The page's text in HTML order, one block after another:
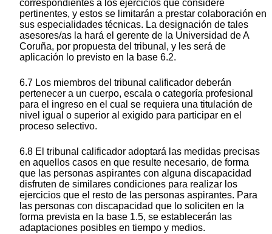
correspondientes a los ejercicios que considere
pertinentes, y estos se limitarán a prestar colaboración en
sus especialidades técnicas. La designación de tales
asesores/as la hará el gerente de la Universidad de A
Coruña, por propuesta del tribunal, y les será de
aplicación lo previsto en la base 6.2.
6.7 Los miembros del tribunal calificador deberán
pertenecer a un cuerpo, escala o categoría profesional
para el ingreso en el cual se requiera una titulación de
nivel igual o superior al exigido para participar en el
proceso selectivo.
6.8 El tribunal calificador adoptará las medidas precisas
en aquellos casos en que resulte necesario, de forma
que las personas aspirantes con alguna discapacidad
disfruten de similares condiciones para realizar los
ejercicios que el resto de las personas aspirantes. Para
las personas con discapacidad que lo soliciten en la
forma prevista en la base 1.5, se establecerán las
adaptaciones posibles en tiempo y medios.